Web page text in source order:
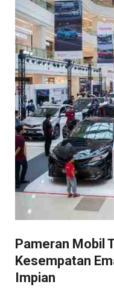
Pameran Mobil
Kesempatan
Impian